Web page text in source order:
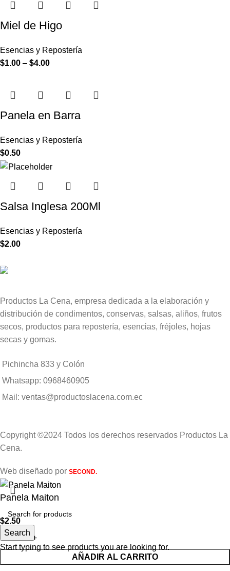
Miel de Higo
Esencias y Repostería
$1.00 – $4.00
Panela en Barra
Esencias y Repostería
$0.50
Salsa Inglesa 200Ml
Esencias y Repostería
$2.00
Productos La Cena, empresa dedicada a la elaboración y
distribución de condimentos, conservas, salsas, aliños, frutos
secos, productos para repostería, esencias, fréjoles, hojas
secas y gomas.
Pichincha 833 y Colón
Whatsapp: 0968460905
Mail: ventas@productoslacena.com.ec
Copyright ©2024 Todos los derechos reservados Productos La
Cena.
Web diseñado por SECOND.
Search
Start typing to see products you are looking for.
Panela Maiton
$2.50
AÑADIR AL CARRITO